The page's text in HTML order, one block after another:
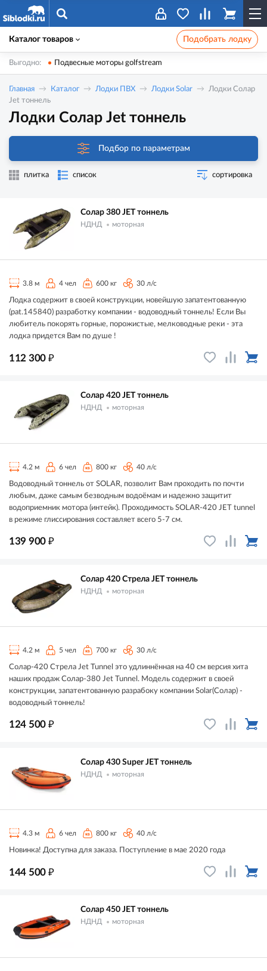
Каталог товаров Подобрать лодку
Выгодно: Подвесные моторы golfstream
Главная Каталог Лодки ПВХ Лодки Solar
Лодки Солар
Jet тоннель
Лодки Солар Jet тоннель
Подбор по параметрам
плитка список сортировка
Солар 380 JET тоннель
НДНД моторная
3.8 м 4 чел 600 кг 30 л/с
Лодка содержит в своей конструкции, новейшую запатентованную
(pat.145840) разработку компании - водоводный тоннель! Если Вы
любитель покорять горные, порожистые, мелководные реки - эта
лодка придется Вам по душе !
112 300 ₽
Солар 420 JET тоннель
НДНД моторная
4.2 м 6 чел 800 кг 40 л/с
Водоводный тоннель от SOLAR, позволит Вам проходить по почти
любым, даже самым безводным водоёмам и надежно защитит
водоприемник мотора (интейк). Проходимость SOLAR-420 JET tunnel
в режиме глиссирования составляет всего 5-7 см.
139 900 ₽
Солар 420 Стрела JET тоннель
НДНД моторная
4.2 м 5 чел 700 кг 30 л/с
Солар-420 Стрела Jet Tunnel это удлиннённая на 40 см версия хита
наших продаж Солар-380 Jet Tunnel. Модель содержит в своей
конструкции, запатентованную разрабоку компании Solar(Солар) -
водоводный тоннель!
124 500 ₽
Солар 430 Super JET тоннель
НДНД моторная
4.3 м 6 чел 800 кг 40 л/с
Новинка! Доступна для заказа. Поступление в мае 2020 года
144 500 ₽
Солар 450 JET тоннель
НДНД моторная